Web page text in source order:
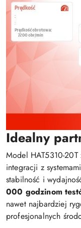
Idealny
Model HAT5310-20T
integracji z systemami
stabilność i
000 godzinom
nawet najbardziej
profesjonalnych